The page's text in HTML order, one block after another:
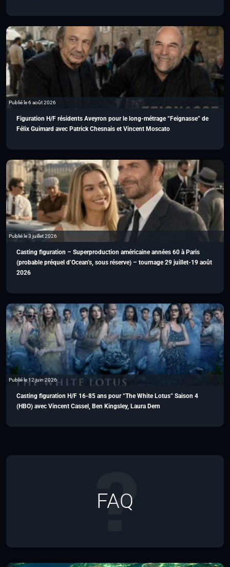
Publié le 6 août 2026
Figuration H/F résidents Aveyron pour le long-métrage “Feignasse” de
Félix Guimard avec Patrick Chesnais et Vincent Moscato
Publié le 3 juillet 2026
Casting figuration – Superproduction américaine années 60 à Paris
(probable préquel d’Ocean’s, sous réserve) – tournage 29 juillet-19 août
2026
Publié le 12 juin 2026
Casting figuration H/F 16-85 ans pour “The White Lotus” Saison 4
(HBO) avec Vincent Cassel, Ben Kingsley, Laura Dern
FAQ